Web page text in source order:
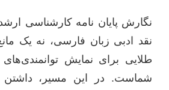
نگارش پایان نامه کارشناسی
نقد ادبی زبان فارسی، نه یک
طلایی برای نمایش
شماست. در این مسیر، داشتن